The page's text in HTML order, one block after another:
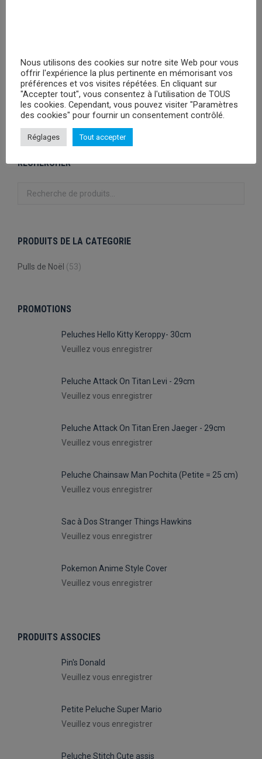
Veuillez vous
enregistrer
PRIX MASQUÉ
RECHERCHER
PRODUITS DE LA CATEGORIE
Pulls de Noël (53)
PROMOTIONS
Peluches Hello Kitty Keroppy- 30cm
Veuillez vous enregistrer
Peluche Attack On Titan Levi - 29cm
Veuillez vous enregistrer
Peluche Attack On Titan Eren Jaeger - 29cm
Veuillez vous enregistrer
Peluche Chainsaw Man Pochita (Petite = 25 cm)
Veuillez vous enregistrer
Sac à Dos Stranger Things Hawkins
Veuillez vous enregistrer
Pokemon Anime Style Cover
Veuillez vous enregistrer
PRODUITS ASSOCIES
Pin's Donald
Veuillez vous enregistrer
Petite Peluche Super Mario
Veuillez vous enregistrer
Peluche Stitch Cute assis
Nous utilisons des cookies sur notre site Web pour vous
offrir l'expérience la plus pertinente en mémorisant vos
préférences et vos visites répétées. En cliquant sur
"Accepter tout", vous consentez à l'utilisation de TOUS
les cookies. Cependant, vous pouvez visiter "Paramètres
des cookies" pour fournir un consentement contrôlé.
Réglages Tout accepter